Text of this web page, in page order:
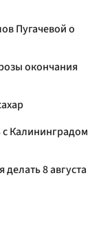
Пугачевой о
окончания
с Калининградом
8 августа